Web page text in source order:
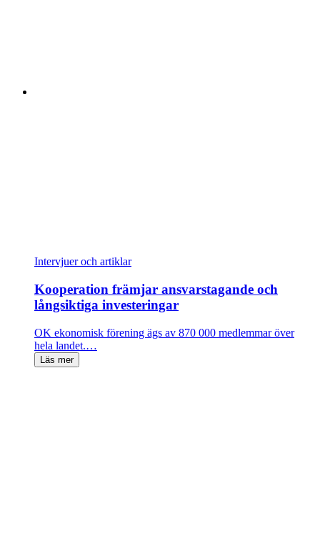
Intervjuer och artiklar
Kooperation främjar ansvarstagande och
långsiktiga investeringar
OK ekonomisk förening ägs av 870 000 medlemmar över
hela landet.…
Läs mer